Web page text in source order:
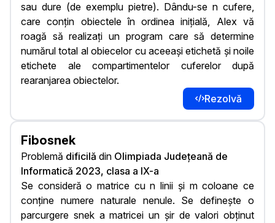
sau dure (de exemplu pietre). Dându-se n cufere,
care conțin obiectele în ordinea inițială, Alex vă
roagă să realizați un program care să determine
numărul total al obiecelor cu aceeași etichetă și noile
etichete ale compartimentelor cuferelor după
rearanjarea obiectelor.
Rezolvă
Fibosnek
Problemă dificilă din Olimpiada Județeană de
Informatică 2023, clasa a IX-a
Se consideră o matrice cu n linii și m coloane ce
conține numere naturale nenule. Se definește o
parcurgere snek a matricei un șir de valori obținut